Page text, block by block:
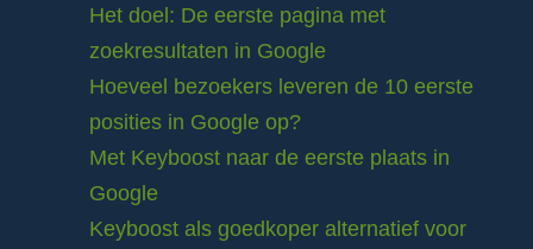
Het doel: De eerste pagina met
zoekresultaten in Google
Hoeveel bezoekers leveren de 10 eerste
posities in Google op?
Met Keyboost naar de eerste plaats in
Google
Keyboost als goedkoper alternatief voor